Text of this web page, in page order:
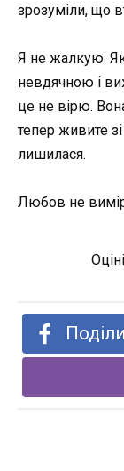
зрозуміли, що
Я не жалкую.
невдячною і
це не вірю.
тепер живите
лишилася.
Любов не